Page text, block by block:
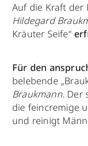
Auf die Kraft der
Hildegard
Kräuter Seife“
Für den
belebende
Braukmann. Der
die feincremige
und reinigt